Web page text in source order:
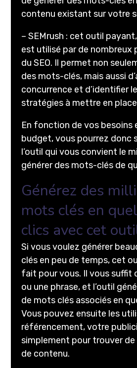
contenu existant sur votre
– SEMrush : cet outil
est utilisé par de nombreux
du SEO. Il permet non
des mots-clés, mais aussi
concurrence et d’identifier
stratégies à mettre en
En fonction de vos besoins
budget, vous pourrez donc
l’outil qui vous convient le
générer des mots-clés de
Générez des
mots clés en
clics avec cet
Si vous voulez générer
clés en peu de temps, cet
fait pour vous. Il vous suffit
ou une phrase, et l’outil
de mots clés associés en
Vous pouvez ensuite les
référencement, votre
simplement pour trouver de
de contenu.